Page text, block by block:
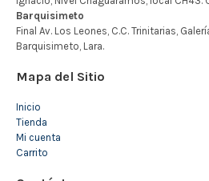
Mapa del Sitio
Inicio
Tienda
Mi cuenta
Carrito